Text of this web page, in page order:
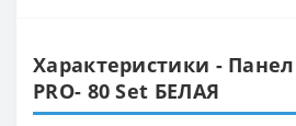
Характеристики -
PRO- 80 Set БЕЛАЯ